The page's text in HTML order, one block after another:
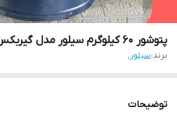
پتوشور 60 کیلوگرم سیلور مدل گیربکس دار
برند:سیلور.
توضیحات